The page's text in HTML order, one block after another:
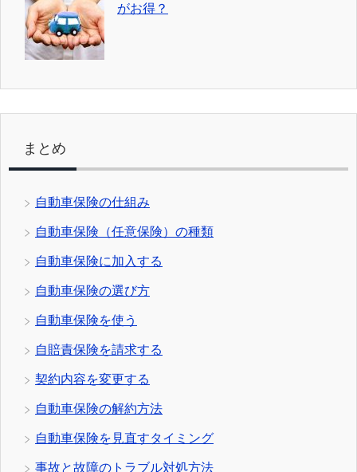
がお得？
まとめ
自動車保険の仕組み
自動車保険（任意保険）の種類
自動車保険に加入する
自動車保険の選び方
自動車保険を使う
自賠責保険を請求する
契約内容を変更する
自動車保険の解約方法
自動車保険を見直すタイミング
事故と故障のトラブル対処方法